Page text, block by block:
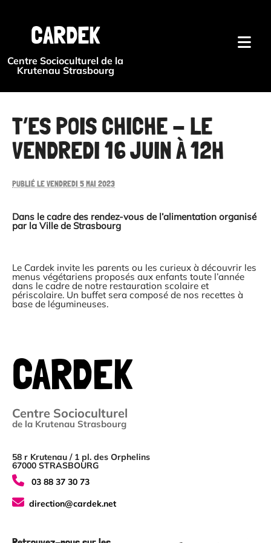
CARDEK
Centre Socioculturel de la
Krutenau Strasbourg
T’ES POIS CHICHE - LE
VENDREDI 16 JUIN À 12H
PUBLIÉ LE VENDREDI 5 MAI 2023
Dans le cadre des rendez-vous de l’alimentation organisé
par la Ville de Strasbourg
Le Cardek invite les parents ou les curieux à découvrir les
menus végétariens proposés aux enfants toute l’année
dans le cadre de notre restauration scolaire et
périscolaire. Un buffet sera composé de nos recettes à
base de légumineuses.
CARDEK
Centre Socioculturel
de la Krutenau Strasbourg
58 r Krutenau / 1 pl. des Orphelins
67000 STRASBOURG
03 88 37 30 73
direction@cardek.net